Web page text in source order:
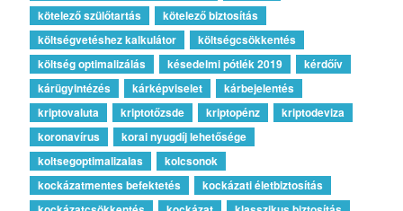
kötelező szülőtartás
kötelező biztosítás
költségvetéshez kalkulátor
költségcsökkentés
költség optimalizálás
késedelmi pótlék 2019
kérdőív
kárügyintézés
kárképviselet
kárbejelentés
kriptovaluta
kriptotőzsde kriptopénz
kriptodeviza
koronavírus
korai nyugdíj lehetősége
koltsegoptimalizalas
kolcsonok
kockázatmentes befektetés
kockázati életbiztosítás